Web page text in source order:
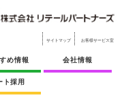
サイトマップ お客様サービス室
め情報 会社情報
ト採用